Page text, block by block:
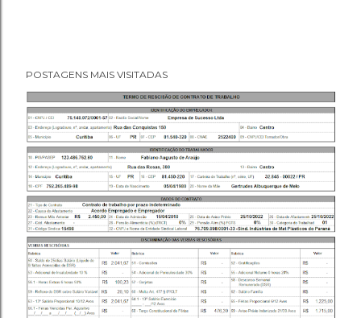
POSTAGENS MAIS VISITADAS